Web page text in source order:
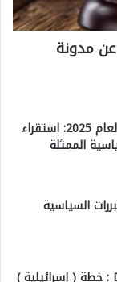
مدونة
خارطة الانتخابات البرلمانية لعام 2025: استقراء
الممثلة
السياسية
ممر داوود David’s Corrido : خطة ( إسرائيلية )